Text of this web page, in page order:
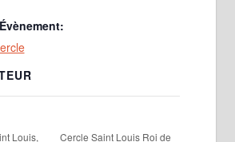
Louis,
Cercle Saint Louis Roi de